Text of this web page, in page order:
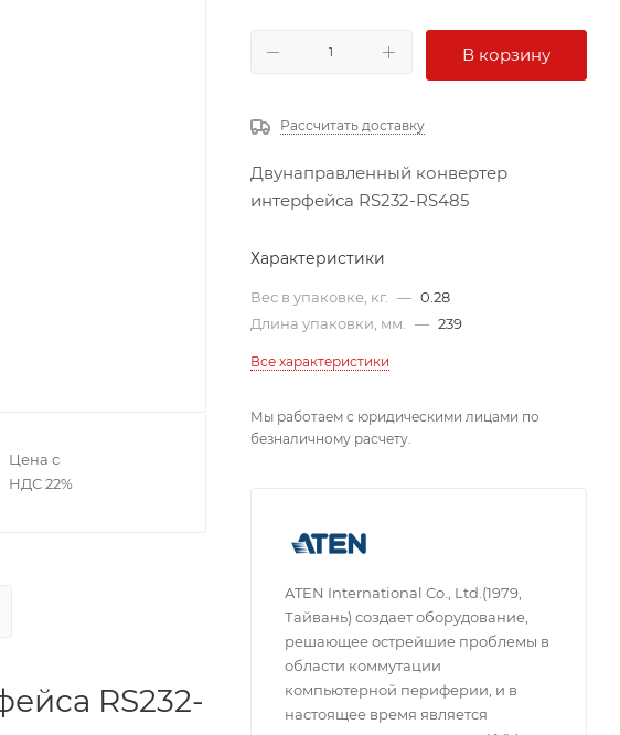
Цена с
НДС 22%
RS232-
В корзину
Рассчитать доставку
Двунаправленный конвертер
интерфейса RS232-RS485
Характеристики
Вес в упаковке, кг. — 0.28
Длина упаковки, мм.
— 239
Все характеристики
Мы работаем с юридическими лицами по
безналичному расчету.
ATEN International Co., Ltd.(1979,
Тайвань) создает оборудование,
решающее острейшие проблемы в
области коммутации
компьютерной периферии, и в
настоящее время является